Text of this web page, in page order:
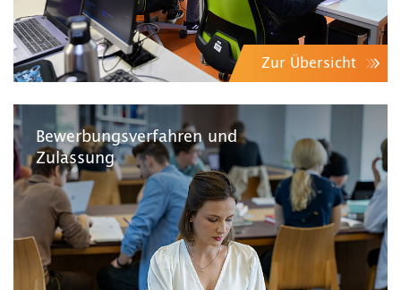
Zur Übersicht
Bewerbungsverfahren und
Zulassung